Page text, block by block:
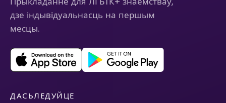
дзе індывідуальнасць на першым
месцы.
ДАСЬЛЕДУЙЦЕ